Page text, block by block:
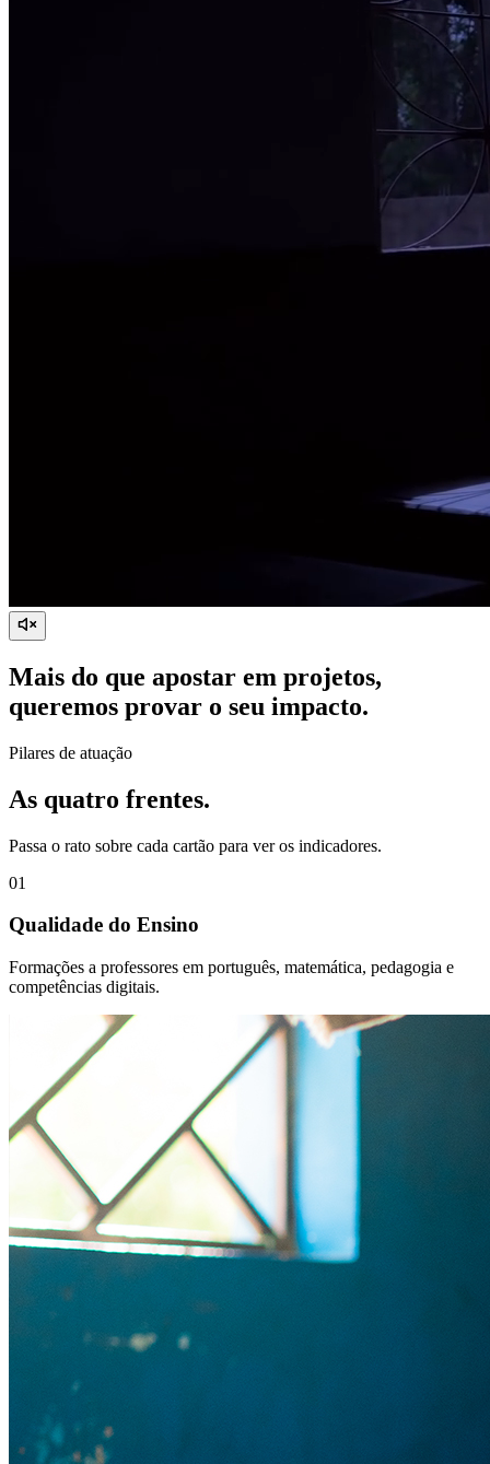
Mais do que apostar em projetos,
queremos provar o seu impacto.
Pilares de atuação
As quatro frentes.
Passa o rato sobre cada cartão para ver os indicadores.
01
Qualidade do Ensino
Formações a professores em português, matemática, pedagogia e
competências digitais.